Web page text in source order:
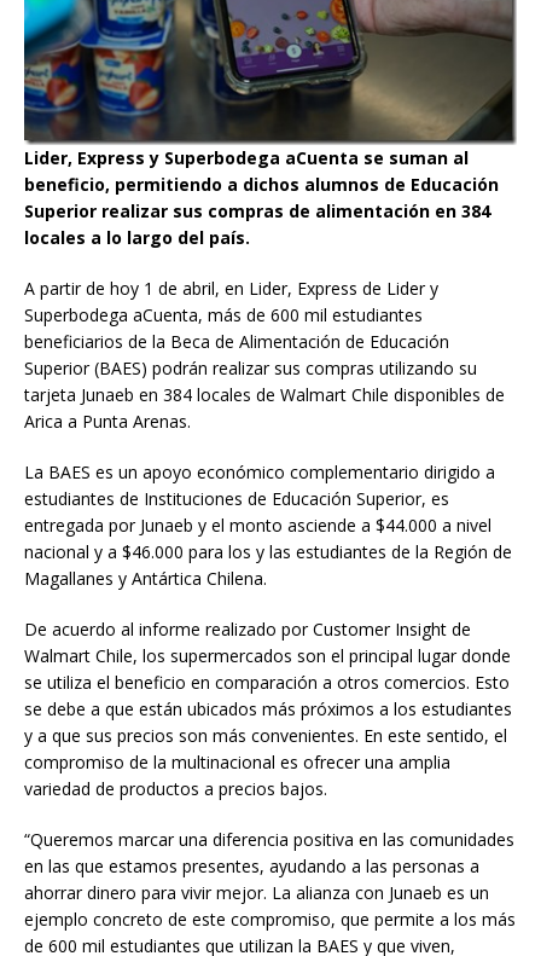
Lider, Express y Superbodega aCuenta se suman al
beneficio, permitiendo a dichos alumnos de Educación
Superior realizar sus compras de alimentación en 384
locales a lo largo del país.
A partir de hoy 1 de abril, en Lider, Express de Lider y
Superbodega aCuenta, más de 600 mil estudiantes
beneficiarios de la Beca de Alimentación de Educación
Superior (BAES) podrán realizar sus compras utilizando su
tarjeta Junaeb en 384 locales de Walmart Chile disponibles de
Arica a Punta Arenas.
La BAES es un apoyo económico complementario dirigido a
estudiantes de Instituciones de Educación Superior, es
entregada por Junaeb y el monto asciende a $44.000 a nivel
nacional y a $46.000 para los y las estudiantes de la Región de
Magallanes y Antártica Chilena.
De acuerdo al informe realizado por Customer Insight de
Walmart Chile, los supermercados son el principal lugar donde
se utiliza el beneficio en comparación a otros comercios. Esto
se debe a que están ubicados más próximos a los estudiantes
y a que sus precios son más convenientes. En este sentido, el
compromiso de la multinacional es ofrecer una amplia
variedad de productos a precios bajos.
“Queremos marcar una diferencia positiva en las comunidades
en las que estamos presentes, ayudando a las personas a
ahorrar dinero para vivir mejor. La alianza con Junaeb es un
ejemplo concreto de este compromiso, que permite a los más
de 600 mil estudiantes que utilizan la BAES y que viven,